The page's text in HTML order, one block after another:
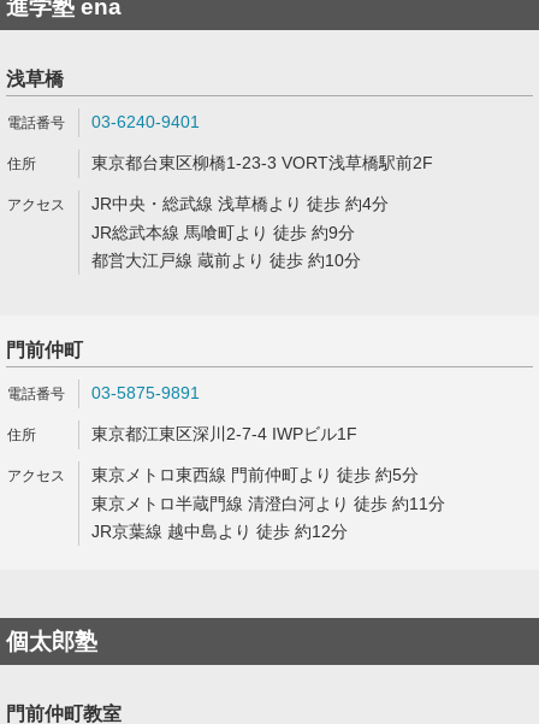
進学塾 ena
浅草橋
03-6240-9401
東京都台東区柳橋1-23-3 VORT浅草橋駅前2F
JR中央・総武線 浅草橋より 徒歩 約4分
JR総武本線 馬喰町より 徒歩 約9分
都営大江戸線 蔵前より 徒歩 約10分
門前仲町
03-5875-9891
東京都江東区深川2-7-4 IWPビル1F
東京メトロ東西線 門前仲町より 徒歩 約5分
東京メトロ半蔵門線 清澄白河より 徒歩 約11分
JR京葉線 越中島より 徒歩 約12分
個太郎塾
門前仲町教室